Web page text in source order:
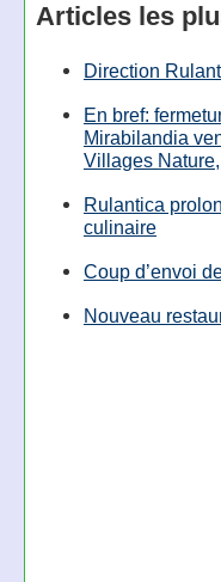
Articles les
Direction
En bref:
Mirabilandia
Villages
Rulantica
culinaire
Coup d’envoi
Nouveau